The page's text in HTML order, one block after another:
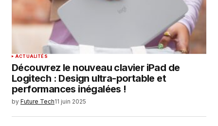
ACTUALITÉS
Découvrez le nouveau clavier iPad de
Logitech : Design ultra-portable et
performances inégalées !
by Future Tech11 juin 2025